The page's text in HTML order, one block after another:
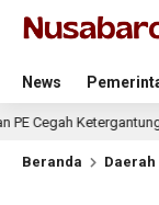
News
AI Bagi
Beranda Daerah